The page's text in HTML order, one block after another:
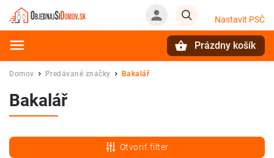
Nastavit PSČ
Prázdny košík
Domov / Predávané značky / Bakalář
Bakalář
Otvoriť filter